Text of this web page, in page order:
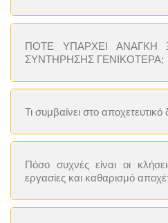
ΠΟΤΕ ΥΠΑΡΧΕΙ ΑΝΑΓΚΗ
ΣΥΝΤΗΡΗΣΗΣ ΓΕΝΙΚΟΤΕΡΑ;
Τι συμβαίνει στο αποχετευτικό
Πόσο συχνές είναι οι
εργασίες και καθαρισμό